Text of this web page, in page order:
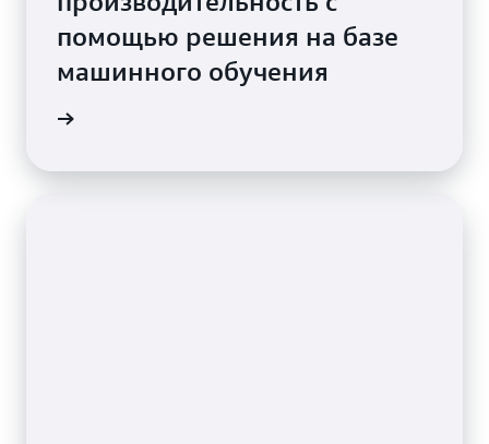
помощью решения на базе
машинного обучения